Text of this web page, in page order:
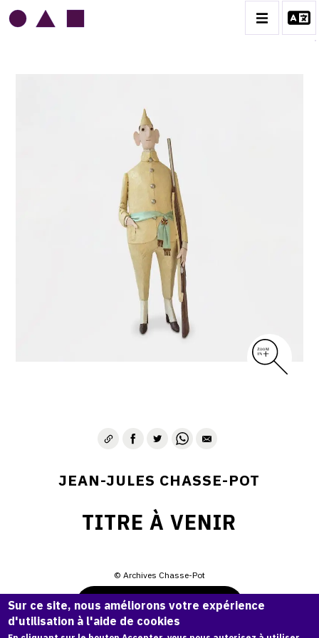
JEAN-JULES CHASSE-POT
BIOGRAPHIE
CATALOGUE DES OEUVRES
L'AMOUR
L'ORDRE & LES MILITAIRES
LE GENRE HUMAIN
LES MAIRES
CONTACT
JEAN-JULES CHASSE-POT
TITRE À VENIR
© Archives Chasse-Pot
Demande d'information
Sur ce site, nous améliorons votre expérience
d'utilisation à l'aide de cookies